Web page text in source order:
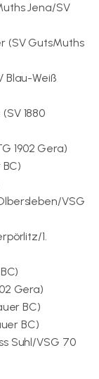
Jena/SV
(SV GutsMuths
Blau-Weiß
1880
1902 Gera)
VSG
1.
Gera)
BC)
BC)
Suhl/VSG 70